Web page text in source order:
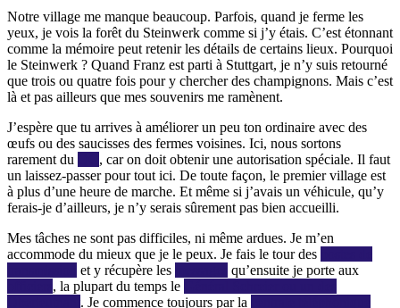
Notre village me manque beaucoup. Parfois, quand je ferme les
yeux, je vois la forêt du Steinwerk comme si j’y étais. C’est étonnant
comme la mémoire peut retenir les détails de certains lieux. Pourquoi
le Steinwerk ? Quand Franz est parti à Stuttgart, je n’y suis retourné
que trois ou quatre fois pour y chercher des champignons. Mais c’est
là et pas ailleurs que mes souvenirs me ramènent.
J’espère que tu arrives à améliorer un peu ton ordinaire avec des
œufs ou des saucisses des fermes voisines. Ici, nous sortons
rarement du
, car on doit obtenir une autorisation spéciale. Il faut
un laissez-passer pour tout ici. De toute façon, le premier village est
à plus d’une heure de marche. Et même si j’avais un véhicule, qu’y
ferais-je d’ailleurs, je n’y serais sûrement pas bien accueilli.
Mes tâches ne sont pas difficiles, ni même ardues. Je m’en
accommode du mieux que je le peux. Je fais le tour des
et y récupère les
qu’ensuite je porte aux
, la plupart du temps le
. Je commence toujours par la